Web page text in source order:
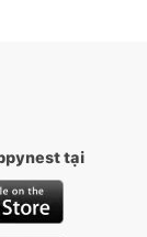
tại